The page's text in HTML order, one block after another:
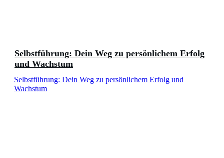
Selbstführung: Dein Weg zu persönlichem Erfolg
und Wachstum
Selbstführung: Dein Weg zu persönlichem Erfolg und
Wachstum